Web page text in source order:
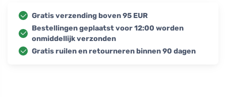
Gratis verzending boven 95 EUR
Bestellingen geplaatst voor 12:00 worden
onmiddellijk verzonden
Gratis ruilen en retourneren binnen 90 dagen